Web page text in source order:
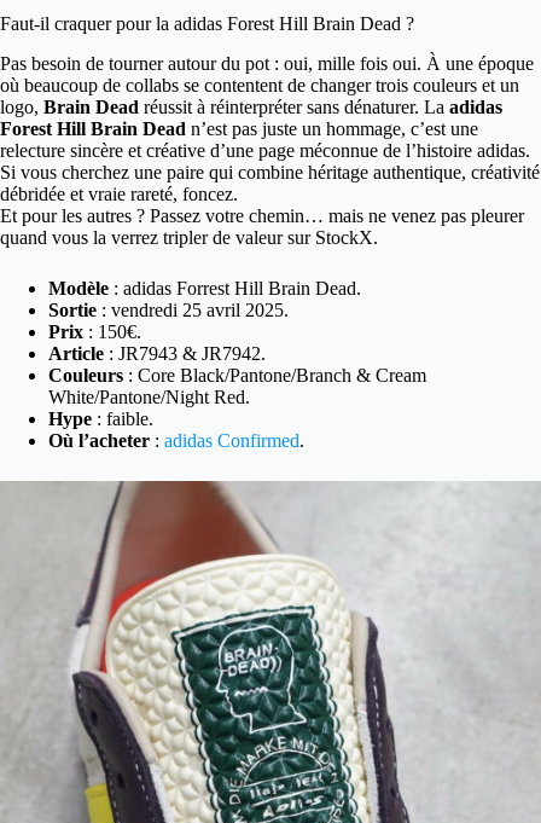
Faut-il craquer pour la adidas Forest Hill Brain Dead ?
Pas besoin de tourner autour du pot : oui, mille fois oui. À une époque
où beaucoup de collabs se contentent de changer trois couleurs et un
logo, Brain Dead réussit à réinterpréter sans dénaturer. La adidas
Forest Hill Brain Dead n’est pas juste un hommage, c’est une
relecture sincère et créative d’une page méconnue de l’histoire adidas.
Si vous cherchez une paire qui combine héritage authentique, créativité
débridée et vraie rareté, foncez.
Et pour les autres ? Passez votre chemin… mais ne venez pas pleurer
quand vous la verrez tripler de valeur sur StockX.
Modèle : adidas Forrest Hill Brain Dead.
Sortie : vendredi 25 avril 2025.
Prix : 150€.
Article : JR7943 & JR7942.
Couleurs : Core Black/Pantone/Branch & Cream
White/Pantone/Night Red.
Hype : faible.
Où l’acheter : adidas Confirmed.